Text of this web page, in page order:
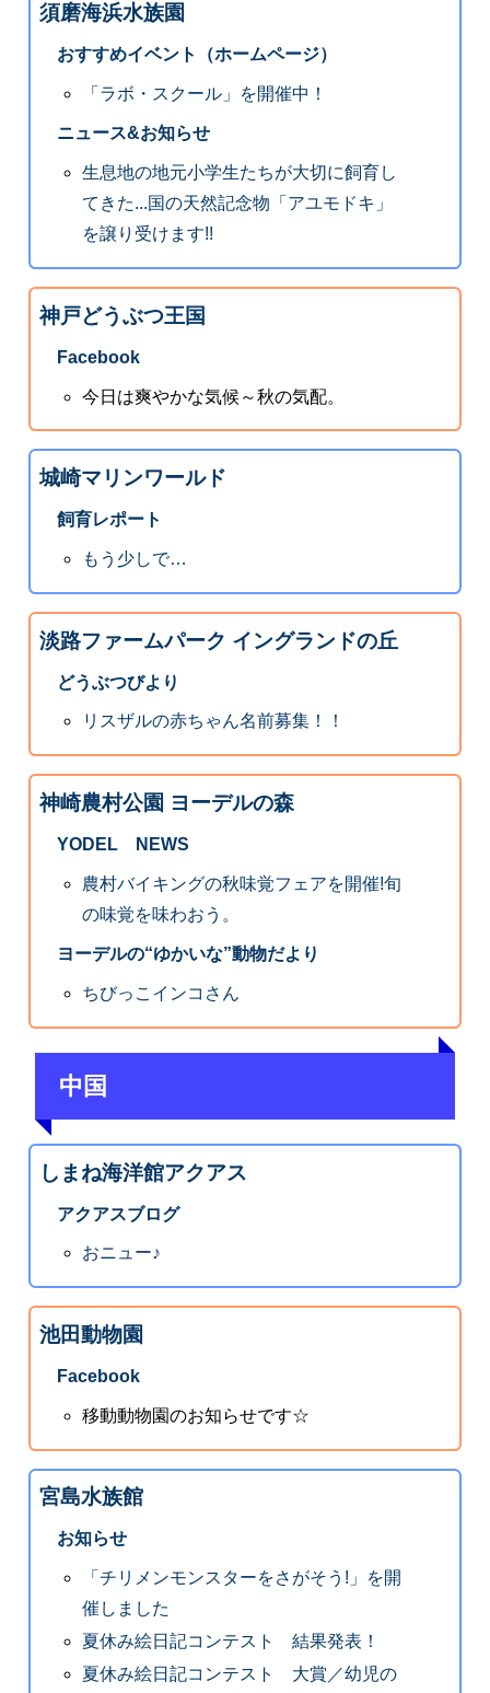
須磨海浜水族園
おすすめイベント（ホームページ）
「ラボ・スクール」を開催中！
ニュース&お知らせ
生息地の地元小学生たちが大切に飼育し
てきた...国の天然記念物「アユモドキ」
を譲り受けます!!
神戸どうぶつ王国
Facebook
今日は爽やかな気候～秋の気配。
城崎マリンワールド
飼育レポート
もう少しで…
淡路ファームパーク イングランドの丘
どうぶつびより
リスザルの赤ちゃん名前募集！！
神崎農村公園 ヨーデルの森
YODEL NEWS
農村バイキングの秋味覚フェアを開催!旬
の味覚を味わおう。
ヨーデルの“ゆかいな”動物だより
ちびっこインコさん
中国
しまね海洋館アクアス
アクアスブログ
おニュー♪
池田動物園
Facebook
移動動物園のお知らせです☆
宮島水族館
お知らせ
「チリメンモンスターをさがそう!」を開
催しました
夏休み絵日記コンテスト 結果発表！
夏休み絵日記コンテスト 大賞／幼児の